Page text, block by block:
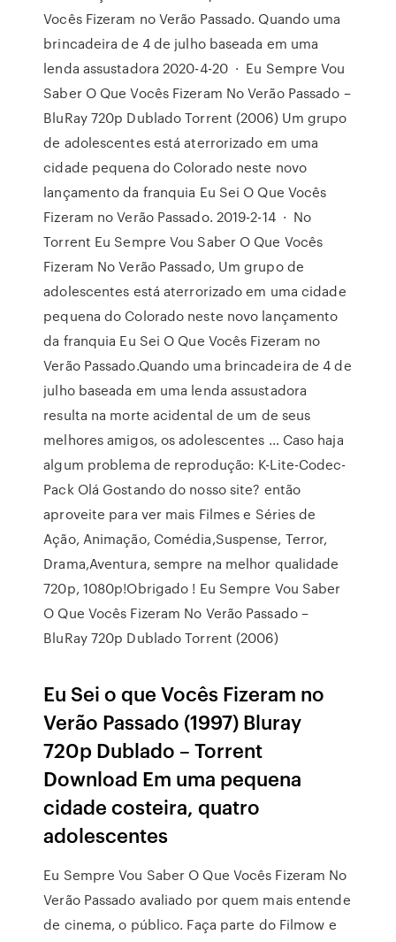
Vocês Fizeram no Verão Passado. Quando uma
brincadeira de 4 de julho baseada em uma
lenda assustadora 2020-4-20 · Eu Sempre Vou
Saber O Que Vocês Fizeram No Verão Passado –
BluRay 720p Dublado Torrent (2006) Um grupo
de adolescentes está aterrorizado em uma
cidade pequena do Colorado neste novo
lançamento da franquia Eu Sei O Que Vocês
Fizeram no Verão Passado. 2019-2-14 · No
Torrent Eu Sempre Vou Saber O Que Vocês
Fizeram No Verão Passado, Um grupo de
adolescentes está aterrorizado em uma cidade
pequena do Colorado neste novo lançamento
da franquia Eu Sei O Que Vocês Fizeram no
Verão Passado.Quando uma brincadeira de 4 de
julho baseada em uma lenda assustadora
resulta na morte acidental de um de seus
melhores amigos, os adolescentes … Caso haja
algum problema de reprodução: K-Lite-Codec-
Pack Olá Gostando do nosso site? então
aproveite para ver mais Filmes e Séries de
Ação, Animação, Comédia,Suspense, Terror,
Drama,Aventura, sempre na melhor qualidade
720p, 1080p!Obrigado ! Eu Sempre Vou Saber
O Que Vocês Fizeram No Verão Passado –
BluRay 720p Dublado Torrent (2006)
Eu Sei o que Vocês Fizeram no
Verão Passado (1997) Bluray
720p Dublado – Torrent
Download Em uma pequena
cidade costeira, quatro
adolescentes
Eu Sempre Vou Saber O Que Vocês Fizeram No
Verão Passado avaliado por quem mais entende
de cinema, o público. Faça parte do Filmow e